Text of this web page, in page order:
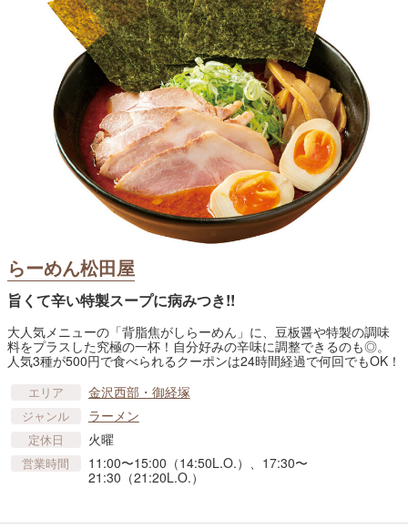
らーめん松田屋
旨くて辛い特製スープに病みつき!!
大人気メニューの「背脂焦がしらーめん」に、豆板醤や特製の調味
料をプラスした究極の一杯！自分好みの辛味に調整できるのも◎。
人気3種が500円で食べられるクーポンは24時間経過で何回でもOK！
エリア 金沢西部・御経塚
ジャンル ラーメン
定休日 火曜
営業時間
11:00〜15:00（14:50L.O.）、17:30〜
21:30（21:20L.O.）